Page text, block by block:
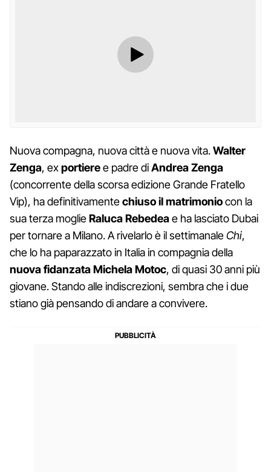
Nuova compagna, nuova città e nuova vita.Walter
Zenga, exportieree padre diAndrea Zenga
(concorrente della scorsa edizione Grande Fratello
Vip), ha definitivamentechiuso il matrimoniocon la
sua terza moglieRaluca Rebedeae ha lasciato Dubai
per tornare a Milano. A rivelarlo è il settimanaleChi,
che lo ha paparazzato in Italia in compagnia della
nuova fidanzata Michela Motoc, di quasi 30 anni più
giovane. Stando alle indiscrezioni, sembra che i due
stiano già pensando di andare a convivere.